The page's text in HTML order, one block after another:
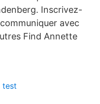
Inscrivez-
avec
Find Annette
test